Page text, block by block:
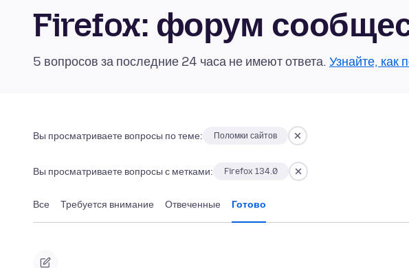
Firefox: форум
5 вопросов за последние 24 часа не имеют ответа. Узнайте, как
Вы просматриваете вопросы по теме: Поломки сайтов
Вы просматриваете вопросы с метками: Firefox 134.0
Все Требуется внимание Отвеченные Готово